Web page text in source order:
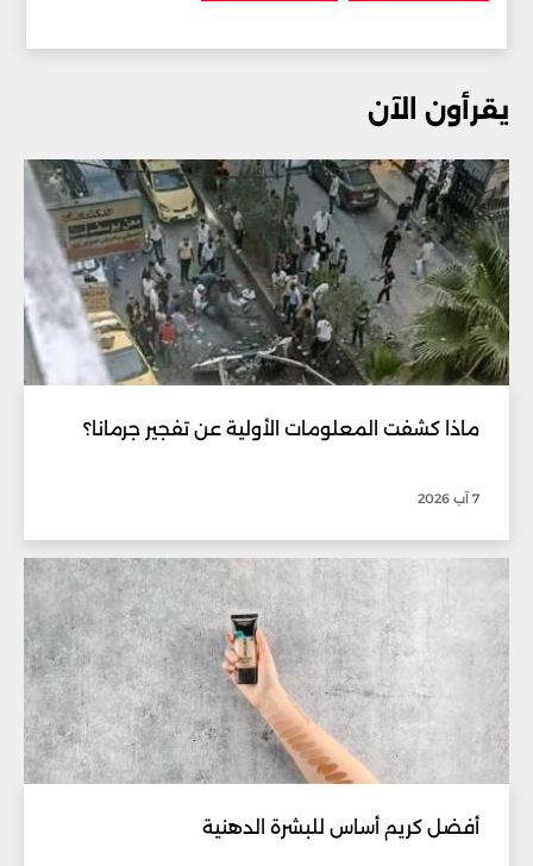
يقرأون الآن
ماذا كشفت المعلومات الأولية عن تفجير جرمانا؟
7 آب 2026
أفضل كريم أساس للبشرة الدهنية